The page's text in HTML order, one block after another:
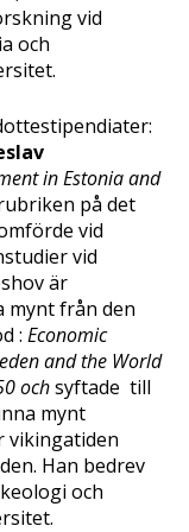
vid
och
in Estonia and
på det
vid
vid
är
mynt från den
: Economic
and the World
ochsyftade till
mynt
vikingatiden
Han bedrev
och